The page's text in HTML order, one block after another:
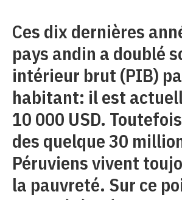
Ces dix dernières
pays andin a doublé
intérieur brut (PIB)
habitant: il est
10 000 USD.
des quelque 30
Péruviens vivent
la pauvreté. Sur ce